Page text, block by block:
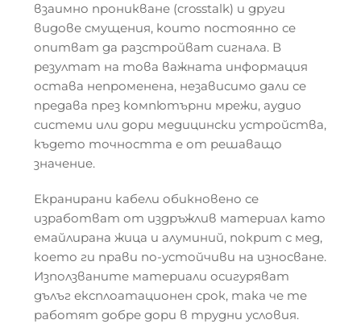
взаимно проникване (crosstalk) и други
видове смущения, които постоянно се
опитват да разстройват сигнала. В
резултат на това важната информация
остава непроменена, независимо дали се
предава през компютърни мрежи, аудио
системи или дори медицински устройства,
където точността е от решаващо
значение.
Екранирани кабели обикновено се
изработват от издръжлив материал като
емайлирана жица и алуминий, покрит с мед,
което ги прави по-устойчиви на износване.
Използваните материали осигуряват
дълъг експлоатационен срок, така че те
работят добре дори в трудни условия.